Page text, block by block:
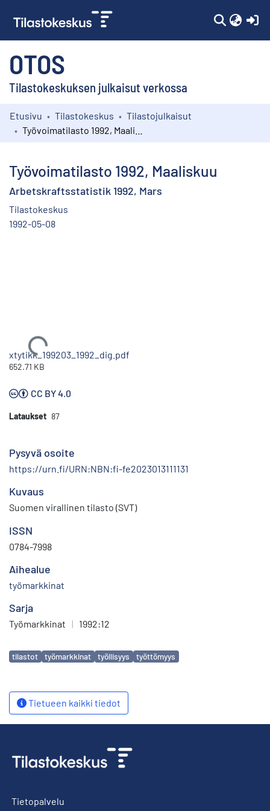
OTOS
Tilastokeskuksen julkaisut verkossa
Kokoelmat
Etusivu Tilastokeskus
Tilastojulkaisut
Työvoimatilasto 1992, Maaliskuu
Arbetskraftsstatistik 1992, Mars
Tilastokeskus
1992-05-08
Ladataan...
xtytikk_199203_1992_dig.pdf
652.71 KB
CC BY 4.0
Lataukset 87
Pysyvä osoite
https://urn.fi/URN:NBN:fi-fe2023013111131
Kuvaus
Suomen virallinen tilasto (SVT)
ISSN
0784-7998
Aihealue
työmarkkinat
Sarja
Työmarkkinat | 1992:12
Avainsanat
tilastot työmarkkinat työllisyys työttömyys
Tietueen kaikki tiedot
Tietopalvelu